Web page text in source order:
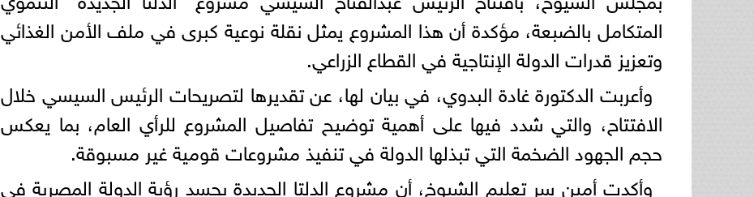
المتكامل بالضبعة، مؤكدة أن هذا المشروع يمثل نقلة نوعية كبرى في ملف الأمن الغذائي
وتعزيز قدرات الدولة الإنتاجية في القطاع الزراعي.
وأعربت الدكتورة غادة البدوي، في بيان لها، عن تقديرها لتصريحات الرئيس السيسي خلال
الافتتاح، والتي شدد فيها على أهمية توضيح تفاصيل المشروع للرأي العام، بما يعكس
حجم الجهود الضخمة التي تبذلها الدولة في تنفيذ مشروعات قومية غير مسبوقة.
وأكدت أمين سر تعليم الشيوخ، أن مشروع الدلتا الجديدة يجسد رؤية الدولة المصرية في